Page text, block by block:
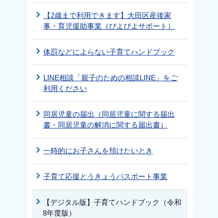
【2歳まで利用できます】大田区産後家
事・育児援助事業（ぴよぴよサポート）
体罰などによらない子育てハンドブック
LINE相談「親子のための相談LINE」をご
利用ください
同居児童の届出（同居児童に関する届出
書・同居児童の解消に関する届出書）
一時的にお子さんを預けたいとき
子育て応援とうきょうパスポート事業
【デジタル版】子育てハンドブック（令和
8年度版）